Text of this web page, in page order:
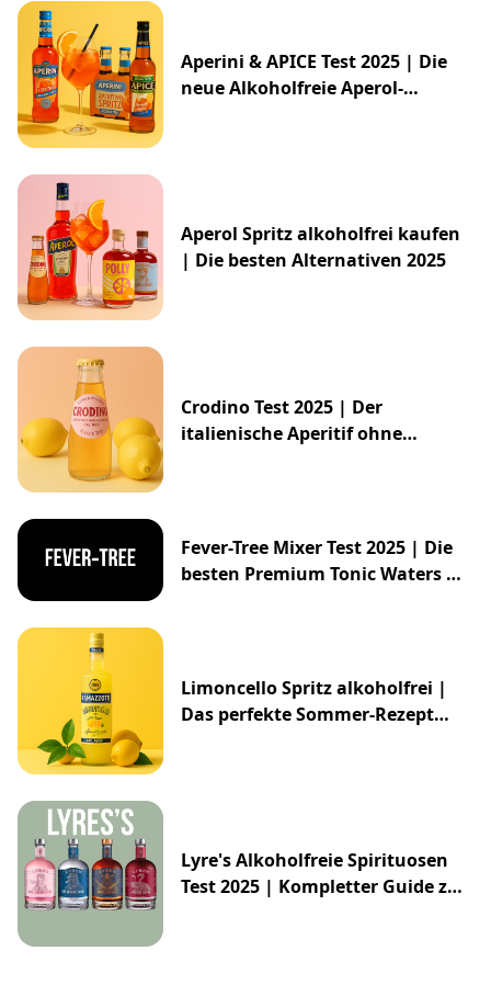
Aperini & APICE Test 2025 | Die
neue Alkoholfreie Aperol-
Aperol Spritz alkoholfrei kaufen
| Die besten Alternativen 2025
Crodino Test 2025 | Der
italienische Aperitif ohne
Fever-Tree Mixer Test 2025 | Die
besten Premium Tonic Waters &
Limoncello Spritz alkoholfrei |
Das perfekte Sommer-Rezept
Lyre's Alkoholfreie Spirituosen
Test 2025 | Kompletter Guide zur